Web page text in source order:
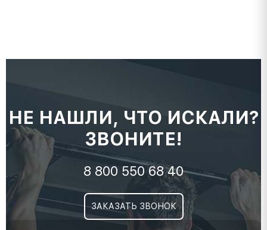
НЕ НАШЛИ, ЧТО ИСКАЛИ?
ЗВОНИТЕ!
8 800 550 68 40
ЗАКАЗАТЬ ЗВОНОК